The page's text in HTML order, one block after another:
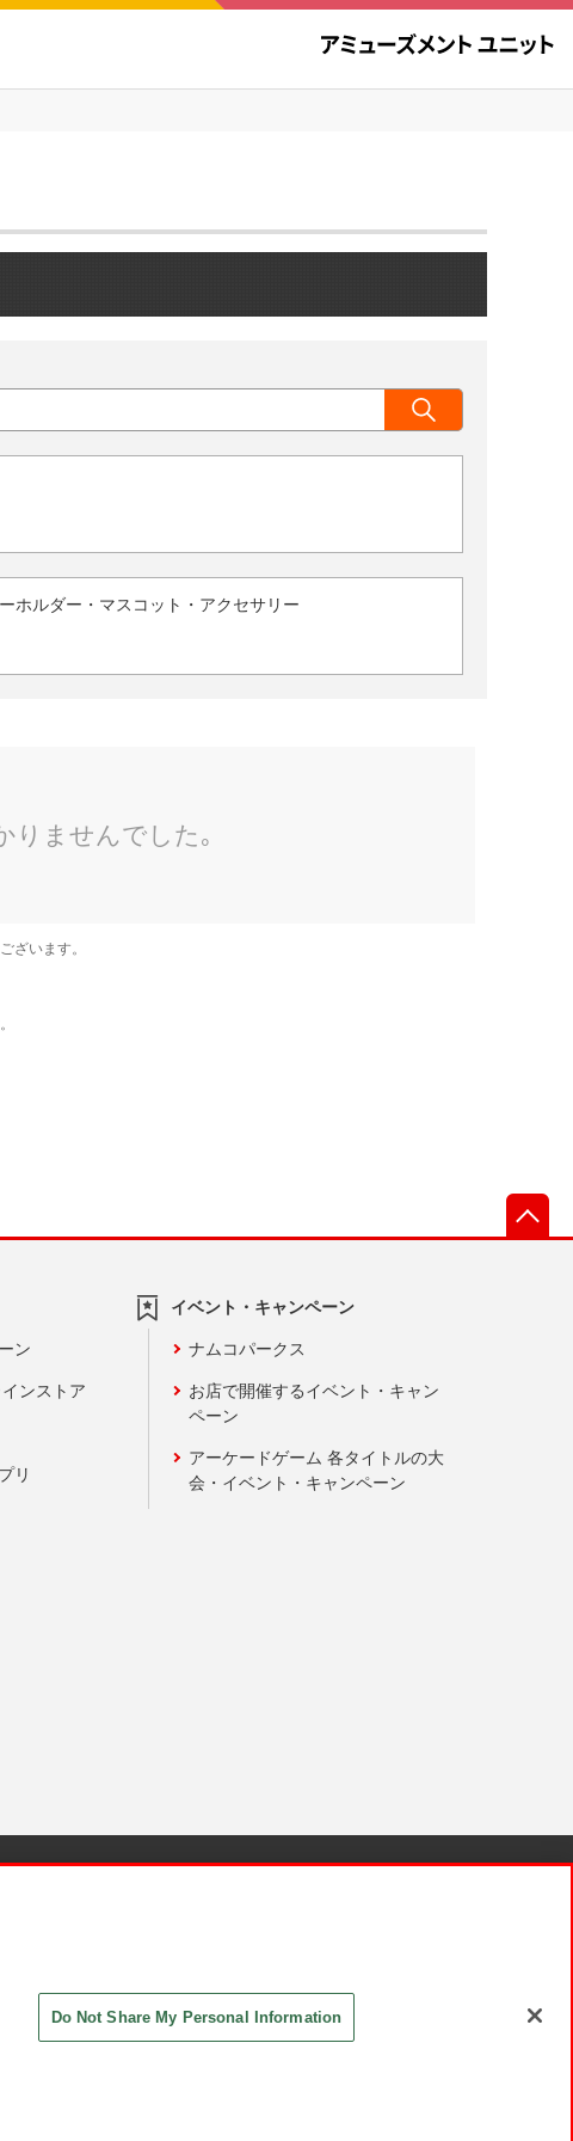
ホルダー・マスコット・アクセサリー
ン
ンストア
リ
イベント・キャンペーン
ナムコパークス
お店で開催するイベント・キャン
ペーン
アーケードゲーム 各タイトルの大
会・イベント・キャンペーン
Do Not Share My Personal Information